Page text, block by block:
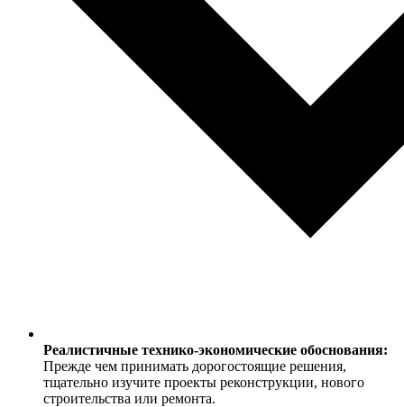
Реалистичные технико-экономические обоснования:
Прежде чем принимать дорогостоящие решения,
тщательно изучите проекты реконструкции, нового
строительства или ремонта.